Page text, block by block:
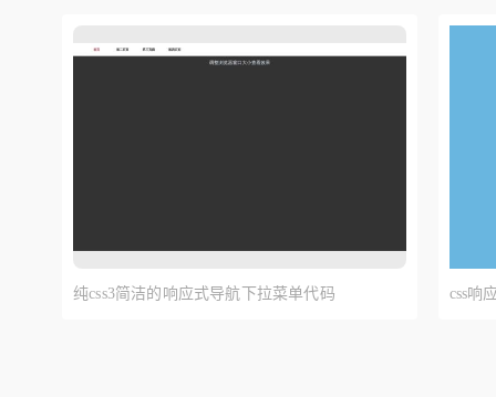
纯css3简洁的响应式导航下拉菜单代码 css响